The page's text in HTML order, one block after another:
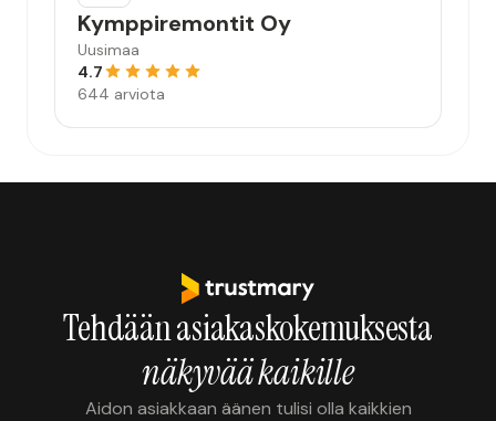
Kymppiremontit Oy
Uusimaa
4.7
644 arviota
Tehdään asiakaskokemuksesta
näkyvää kaikille
Aidon asiakkaan äänen tulisi olla kaikkien